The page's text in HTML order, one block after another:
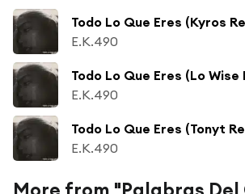
Todo Lo Que Eres (Kyros
E.K.490
Todo Lo Que Eres (Lo Wise
E.K.490
Todo Lo Que Eres (Tonyt
E.K.490